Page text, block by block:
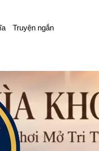
Truyện ngắn